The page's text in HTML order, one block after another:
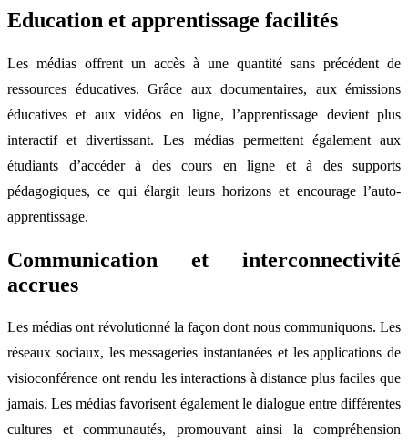
Education et apprentissage facilités
Les médias offrent un accès à une quantité sans précédent de
ressources éducatives. Grâce aux documentaires, aux émissions
éducatives et aux vidéos en ligne, l’apprentissage devient plus
interactif et divertissant. Les médias permettent également aux
étudiants d’accéder à des cours en ligne et à des supports
pédagogiques, ce qui élargit leurs horizons et encourage l’auto-
apprentissage.
Communication et interconnectivité
accrues
Les médias ont révolutionné la façon dont nous communiquons. Les
réseaux sociaux, les messageries instantanées et les applications de
visioconférence ont rendu les interactions à distance plus faciles que
jamais. Les médias favorisent également le dialogue entre différentes
cultures et communautés, promouvant ainsi la compréhension